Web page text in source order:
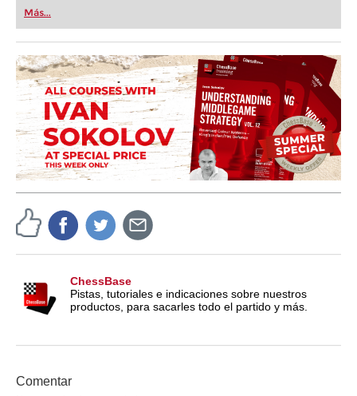
first steps into the world of club chess, or already
playing at a tournament level: with FRITZ, you can
train more efficiently, intelligently and with a
more personalised approach than ever before.
Más...
ChessBase
Pistas, tutoriales e indicaciones sobre nuestros
productos, para sacarles todo el partido y más.
Comentar